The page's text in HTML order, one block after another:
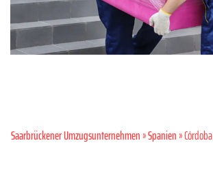
Saarbrückener Umzugsunternehmen»Spanien» Córdoba